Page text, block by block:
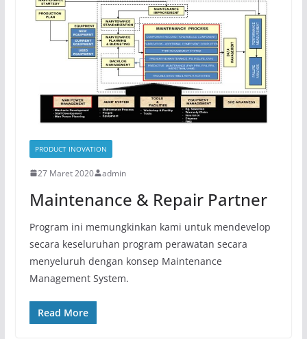
PRODUCT INOVATION
27 Maret 2020 admin
Maintenance & Repair Partner
Program ini memungkinkan kami untuk mendevelop
secara keseluruhan program perawatan secara
menyeluruh dengan konsep Maintenance
Management System.
Read More